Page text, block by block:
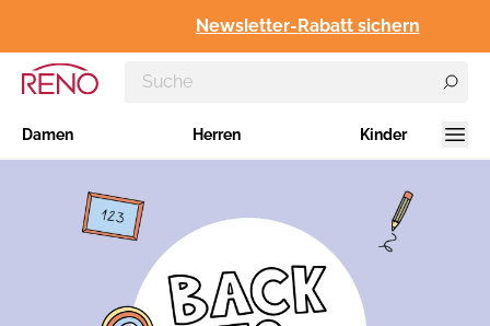
Newsletter-Rabatt sichern
Damen Herren Kinder